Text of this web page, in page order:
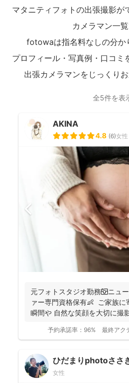
マタニティフォトの出張撮影が
カメラマン一覧
fotowaは指名料なしの分か
プロフィール・写真例・口コミ
出張カメラマンをじっくりお
全5件を表
AKINA
4.8 (6)女性
元フォトスタジオ勤務📷ニュ
ァー専門資格保有👶 ご家族に
瞬間や 自然な笑顔を大切に撮
予約承諾率： 96% 最終アク
ひだまりphotoささ
女性